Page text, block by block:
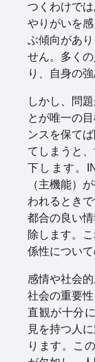
つくわけで
やりがいを
ぶ傾向があ
せん。多く
り、自身の
しかし、問
とが唯一の
ンスを保て
てしまうと
下します。
（主機能）
われるとき
都合の良い
除します。
係性につい
感情や社会
社会の重要
直観が十分
見を持つ人
ります。こ